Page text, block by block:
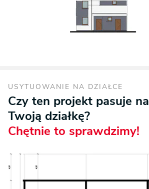
USYTUOWANIE NA DZIAŁCE
Czy ten projekt pasuje na
Twoją działkę?
Chętnie to sprawdzimy!